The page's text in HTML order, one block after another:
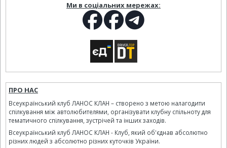
Ми в соціальних мережах:
ПРО НАС
Всеукраїнський клуб ЛАНОС КЛАН – створено з метою налагодити
спілкування між автолюбителями, організувати клубну спільноту для
тематичного спілкування, зустрічей та інших заходів.
Всеукраїнський клуб ЛАНОС КЛАН - Клуб, який об'єднав абсолютно
різних людей з абсолютно різних куточків України.